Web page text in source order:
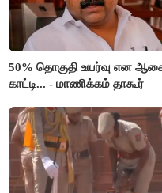
50% தொகுதி உயர்வு என
காட்டி... - மாணிக்கம் தாகூர்